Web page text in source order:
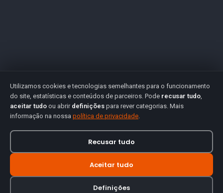
Utilizamos cookies e tecnologias semelhantes para o funcionamento
do site, estatísticas e conteúdos de parceiros. Pode recusar tudo,
aceitar tudo ou abrir definições para rever categorias. Mais
informação na nossa política de privacidade.
Recusar tudo
Aceitar tudo
Definições